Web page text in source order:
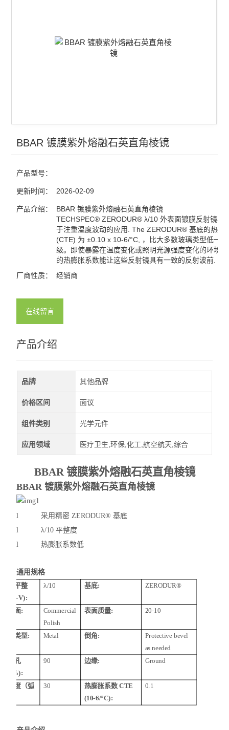
合束镜
窗口片
棱镜
偏振元件
反射镜
BBAR 镀膜紫外熔融石英直角棱镜
产品型号：
更新时间： 2026-02-09
产品介绍：
BBAR 镀膜紫外熔融石英直角棱镜
TECHSPEC® ZERODUR® λ/10 外表面镀膜反射镜非
于注重温度波动的应用. The ZERODUR® 基底的热膨
(CTE) 为 ±0.10 x 10-6/°C, ，比大多数玻璃类型低一
级。即使暴露在温度变化或照明光源强度变化的环境
的热膨胀系数能让这些反射镜具有一致的反射波前.
厂商性质：
经销商
在线留言
产品介绍
品牌 其他品牌
价格区间 面议
组件类别 光学元件
应用领域 医疗卫生,环保,化工,航空航天,综合
BBAR 镀膜紫外熔融石英直角棱镜
BBAR 镀膜紫外熔融石英直角棱镜
l 采用精密 ZERODUR® 基底
l
λ/10 平整度
l
热膨胀系数低
通用规格
表面平整
(P-V):
λ/10 基底: ZERODUR®
后表面:
Commercial
Polish
表面质量: 20-10
镀膜类型: Metal 倒角:
Protective bevel
as needed
有效孔
(%):
90 边缘: Ground
平行度（弧
30 热膨胀系数 CTE
(10-6/°C):
0.1